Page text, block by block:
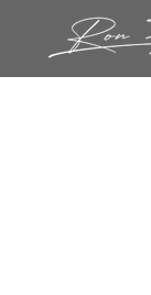
direct